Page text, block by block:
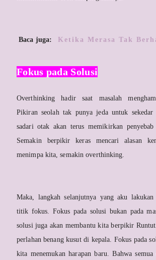
Baca juga: Ketika Merasa Tak
Fokus pada Solusi
Overthinking hadir saat masalah
Pikiran seolah tak punya jeda untuk
sadari otak akan terus memikirkan penyebab
Semakin berpikir keras mencari alasan
menimpa kita, semakin overthinking.
Maka, langkah selanjutnya yang aku lakukan
titik fokus. Fokus pada solusi bukan pada
solusi juga akan membantu kita berpikir
perlahan benang kusut di kepala. Fokus pada
kita menemukan harapan baru. Bahwa semua